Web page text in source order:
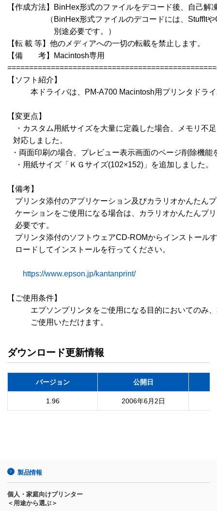
【作成方法】BinHex形式のファイルをデコード後、自己解
（BinHex形式ファイルのデコードには、StuffItや
別途必要です。）
【転 載 等】他のメディアへの一切の転載を禁止します。
【備　　考】Macintosh専用
【ソフト紹介】
本ドライバは、PM-A700 Macintosh用プリンタドライ
【変更点】
・カスタム用紙サイズを大量に定義した場合、メモリ不
   対応しました。
・両面印刷の場合、プレビュー表示画面のページ削除機能
・用紙サイズ「ＫＧサイズ(102×152)」を追加しました。
【備考】
プリンタ添付のアプリケーション及びカラリオかんたん
ケーションをご使用になる場合は、カラリオかんたんプ
必要です。
プリンタ添付のソフトウェアCD-ROMからインストール
ロードしてインストールを行ってください。
https://www.epson.jp/kantanprint/
【ご使用条件】
エプソンプリンタをご使用になる目的においてのみ、
ご使用いただけます。
ダウンロード更新情報
バージョン 公開日
1.96 2006年6月2日
製品情報
個人・家庭向けプリンター
＜用途から選ぶ＞